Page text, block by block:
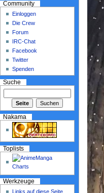
Community
Einloggen
Die Crew
Forum
IRC-Chat
Facebook
Twitter
Spenden
Suche
Nakama
Toplists
Werkzeuge
Links auf diese Seite